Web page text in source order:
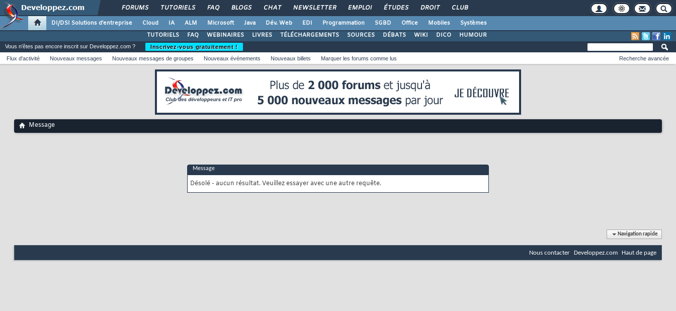
FORUMS TUTORIELS FAQ BLOGS CHAT NEWSLETTER EMPLOI ÉTUDES DROIT CLUB
DI/DSI Solutions d'entreprise Cloud IA ALM Microsoft Java Dév. Web EDI Programmation SGBD Office Mobiles
Systèmes
TUTORIELS
FAQ WEBINAIRES LIVRES TÉLÉCHARGEMENTS SOURCES DÉBATS WIKI DICO HUMOUR
Vous n'êtes pas encore inscrit sur Developpez.com ?
Inscrivez-vous gratuitement !
Flux d'activité
Nouveaux messages Nouveaux messages de groupes Nouveaux événements Nouveaux billets Marquer les forums comme lus Recherche avancée
Message
Message
Désolé - aucun résultat. Veuillez essayer avec une autre requête.
Navigation rapide
Nous contacter Developpez.com Haut de page